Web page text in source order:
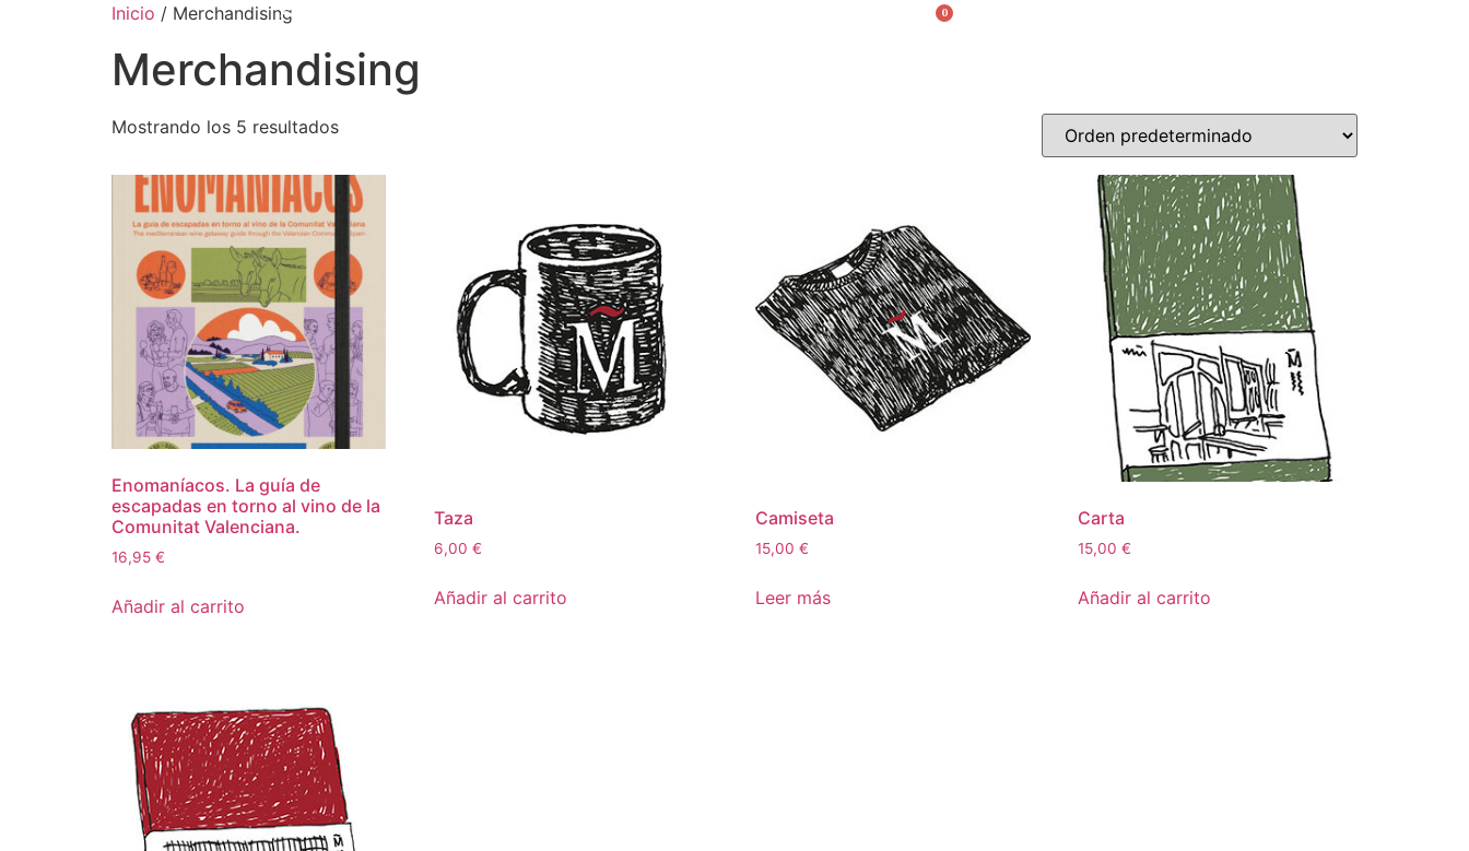
0
Inicio / Merchandising
Merchandising
Mostrando los 5 resultados
Enomaníacos. La guía de
escapadas en torno al vino de la
Comunitat Valenciana.
16,95 €
Añadir al carrito
Taza
6,00 €
Añadir al carrito
Camiseta
15,00€
Leer más
Carta
15,00€
Añadir al carrito